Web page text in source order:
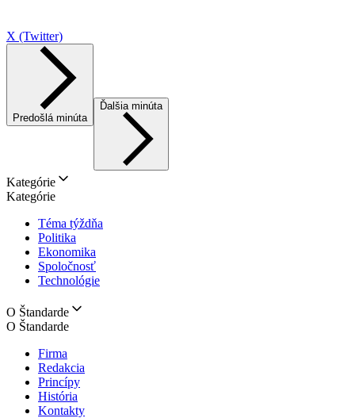
X (Twitter)
Predošlá minúta
Ďalšia minúta
Kategórie
Kategórie
Téma týždňa
Politika
Ekonomika
Spoločnosť
Technológie
O Štandarde
O Štandarde
Firma
Redakcia
Princípy
História
Kontakty